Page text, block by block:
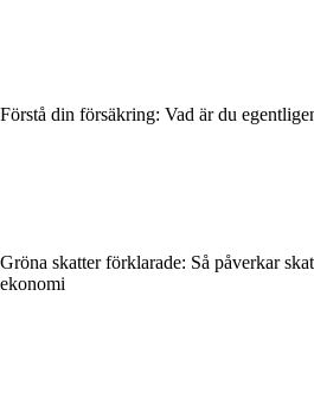
Förstå din försäkring: Vad är du
Gröna skatter förklarade: Så påverkar
ekonomi